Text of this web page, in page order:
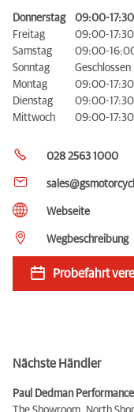
Donnerstag
09:00-17:30
Freitag
09:00-17:30
Samstag
09:00-
Sonntag
Geschlossen
Montag
09:00-17:30
Dienstag
09:00-17:30
Mittwoch
09:00-17:30
028 2563 1000
Webseite
Wegbeschreibung
Probefahrt
Nächste Händler
Paul Dedman